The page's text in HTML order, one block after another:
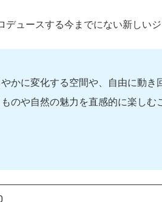
デュースする今までにない新しいジ
かに変化する空間や、自由に動
のや自然の魅力を直感的に楽しむ